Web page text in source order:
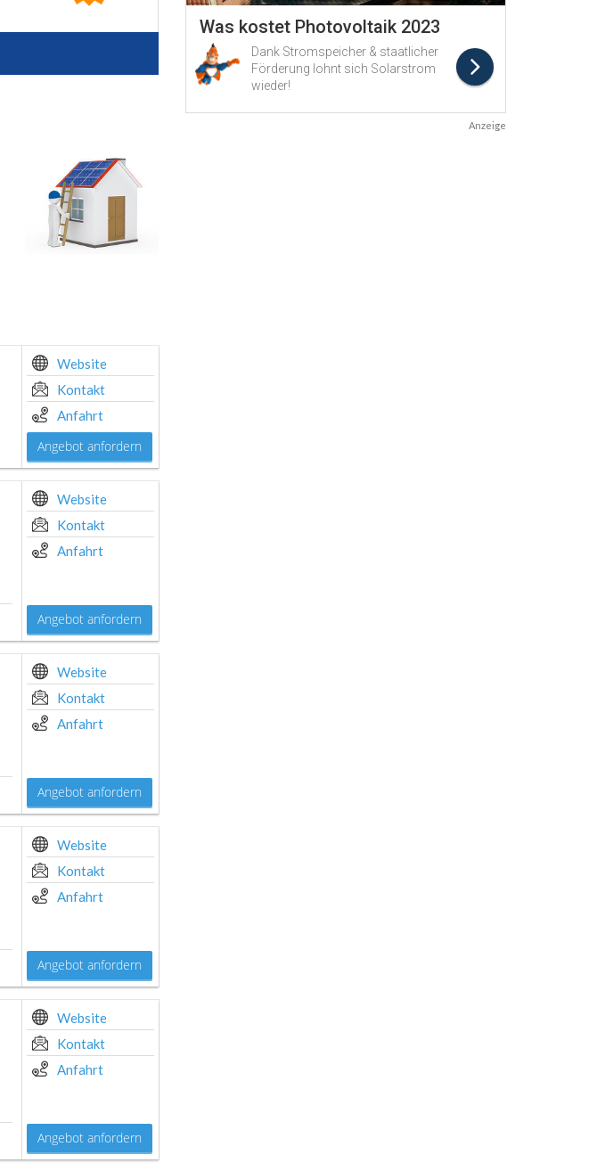
Website
Kontakt
Anfahrt
Angebot anfordern
Website
Kontakt
Anfahrt
Angebot anfordern
Website
Kontakt
Anfahrt
Angebot anfordern
Website
Kontakt
Anfahrt
Angebot anfordern
Website
Kontakt
Anfahrt
Angebot anfordern
Anzeige